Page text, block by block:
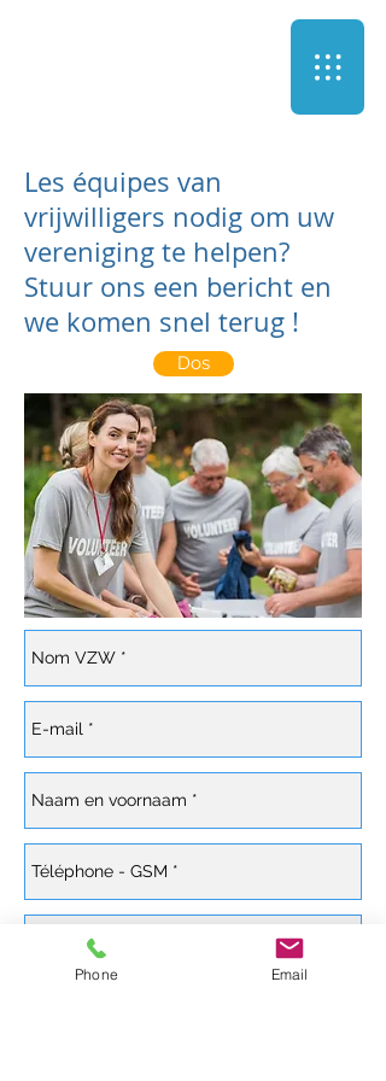
Les équipes van
vrijwilligers nodig om uw
vereniging te helpen?
Stuur ons een bericht en
we komen snel terug !
Dos
Phone Email